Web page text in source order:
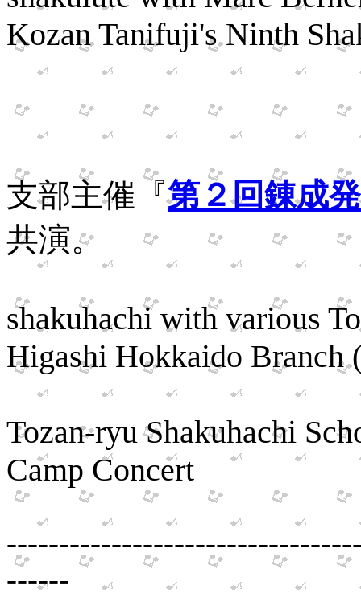
Kozan Tanifuji's Ninth
７月、新
支部主催『第２回錬成
共演。
shakuhachi with various
Higashi Hokkaido Branch
Tozan-ryu Shakuhachi
Camp Concert
------